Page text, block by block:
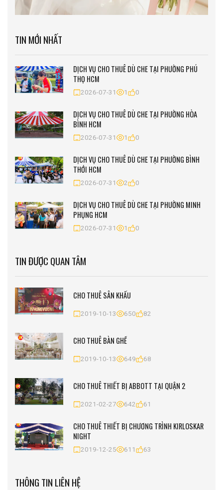
TIN MỚI NHẤT
DỊCH VỤ CHO THUÊ DÙ CHE TẠI PHƯỜNG PHÚ
THỌ HCM
2026-07-31 1 0
DỊCH VỤ CHO THUÊ DÙ CHE TẠI PHƯỜNG HÒA
BÌNH HCM
2026-07-31 1 0
DỊCH VỤ CHO THUÊ DÙ CHE TẠI PHƯỜNG BÌNH
THỚI HCM
2026-07-31 2 0
DỊCH VỤ CHO THUÊ DÙ CHE TẠI PHƯỜNG MINH
PHỤNG HCM
2026-07-31 1 0
TIN ĐƯỢC QUAN TÂM
CHO THUÊ SÂN KHẤU
2019-10-13 650 82
CHO THUÊ BÀN GHẾ
2019-10-13 649 68
CHO THUÊ THIẾT BỊ ABBOTT TẠI QUẬN 2
2021-02-27 642 61
CHO THUÊ THIẾT BỊ CHƯƠNG TRÌNH KIRLOSKAR
NIGHT
2019-12-25 611 63
THÔNG TIN LIÊN HỆ